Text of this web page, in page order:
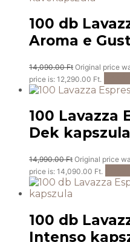
100 db
Aroma e
14,090.00Ft Original price
price is: 12,290.00 Ft.
100 Lavazza
Dek kapszula
14,990.00Ft Original price
price is: 14,090.00 Ft.
100 db
Intenso